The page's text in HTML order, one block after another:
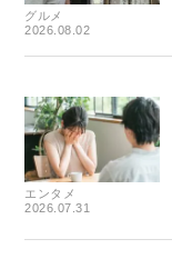
グルメ
2026.08.02
エンタメ
2026.07.31